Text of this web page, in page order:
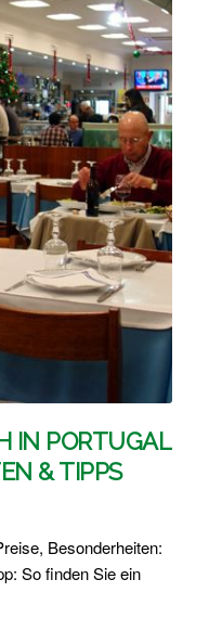
IN PORTUGAL
& TIPPS
Besonderheiten:
So finden Sie ein